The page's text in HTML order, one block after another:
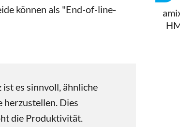
können als "End-of-line-
es sinnvoll, ähnliche
herzustellen. Dies
die Produktivität.